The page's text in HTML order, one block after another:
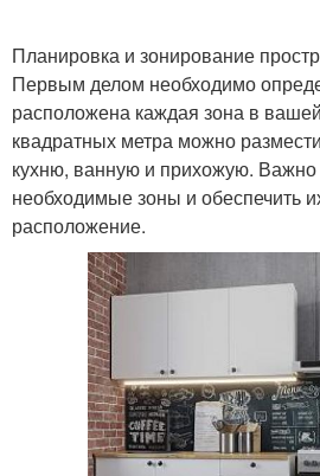
Планировка и зонирование
Первым делом необходимо
расположена каждая зона в
квадратных метра можно
кухню, ванную и прихожую. Важно
необходимые зоны и обеспечить
расположение.